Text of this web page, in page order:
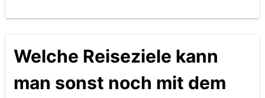
Welche Reiseziele kann
man sonst noch mit dem